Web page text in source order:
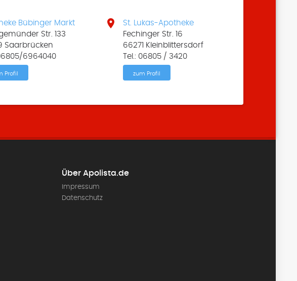
Bübinger Markt
Str. 133
Saarbrücken
6964040
Profil

St. Lukas-Apotheke
Fechinger Str. 16
66271 Kleinblittersdorf
Tel.: 06805 / 3420
zum Profil
Über Apolista.de
Impressum
Datenschutz